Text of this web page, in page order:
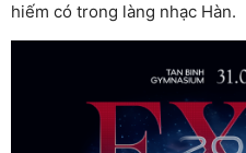
hiếm có trong làng nhạc Hàn.